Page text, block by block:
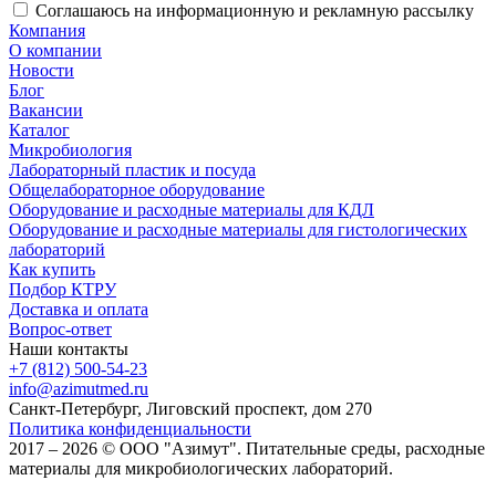
Соглашаюсь на информационную и рекламную рассылку
Компания
О компании
Новости
Блог
Вакансии
Каталог
Микробиология
Лабораторный пластик и посуда
Общелабораторное оборудование
Оборудование и расходные материалы для КДЛ
Оборудование и расходные материалы для гистологических
лабораторий
Как купить
Подбор КТРУ
Доставка и оплата
Вопрос-ответ
Наши контакты
+7 (812) 500-54-23
info@azimutmed.ru
Санкт-Петербург, Лиговский проспект, дом 270
Политика конфиденциальности
2017 – 2026 © ООО "Азимут". Питательные среды, расходные
материалы для микробиологических лабораторий.